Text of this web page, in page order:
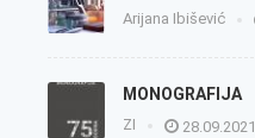
Arijana Ibišević
MONOGRAFIJA
ZI 28.09.2021